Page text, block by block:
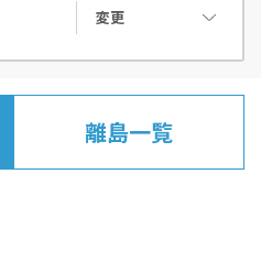
変更
離島一覧